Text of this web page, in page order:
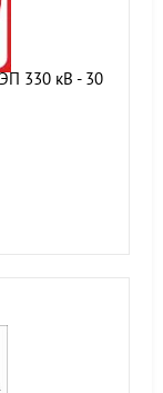
330 кВ - 30